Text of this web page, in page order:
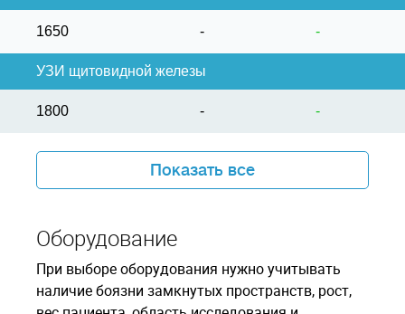
1650 - -
УЗИ щитовидной железы
1800 - -
Показать все
Оборудование
При выборе оборудования нужно учитывать
наличие боязни замкнутых пространств, рост,